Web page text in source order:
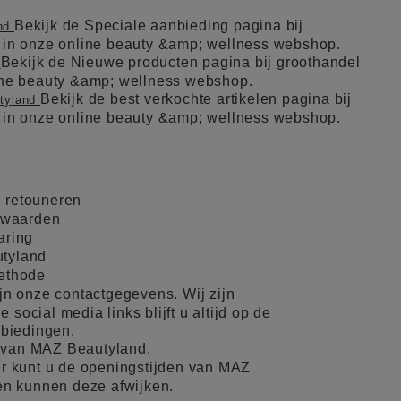
Bekijk de Speciale aanbieding pagina bij
onze online beauty &amp; wellness webshop.
Bekijk de Nieuwe producten pagina bij groothandel
beauty &amp; wellness webshop.
Bekijk de best verkochte artikelen pagina bij
onze online beauty &amp; wellness webshop.
retouneren
onze contactgegevens. Wij zijn
social media links blijft u altijd op de
MAZ Beautyland.
kunt u de openingstijden van MAZ
kunnen deze afwijken.